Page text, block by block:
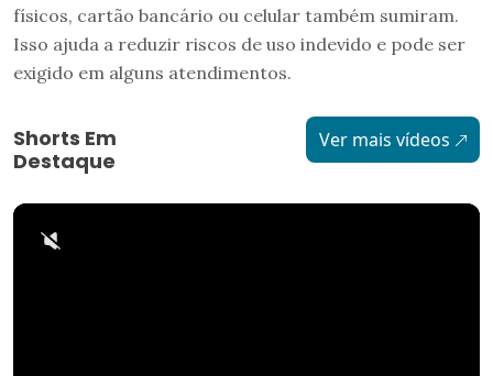
físicos, cartão bancário ou celular também sumiram.
Isso ajuda a reduzir riscos de uso indevido e pode ser
exigido em alguns atendimentos.
Shorts Em
Destaque
Ver mais vídeos